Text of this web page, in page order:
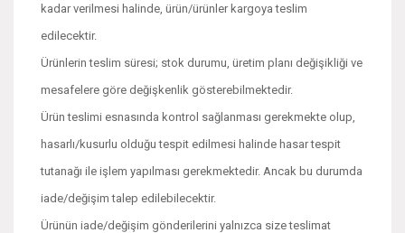
kadar verilmesi halinde, ürün/ürünler kargoya teslim
edilecektir.
Ürünlerin teslim süresi; stok durumu, üretim planı değişikliği ve
mesafelere göre değişkenlik gösterebilmektedir.
Ürün teslimi esnasında kontrol sağlanması gerekmekte olup,
hasarlı/kusurlu olduğu tespit edilmesi halinde hasar tespit
tutanağı ile işlem yapılması gerekmektedir. Ancak bu durumda
iade/değişim talep edilebilecektir.
Ürünün iade/değişim gönderilerini yalnızca size teslimat